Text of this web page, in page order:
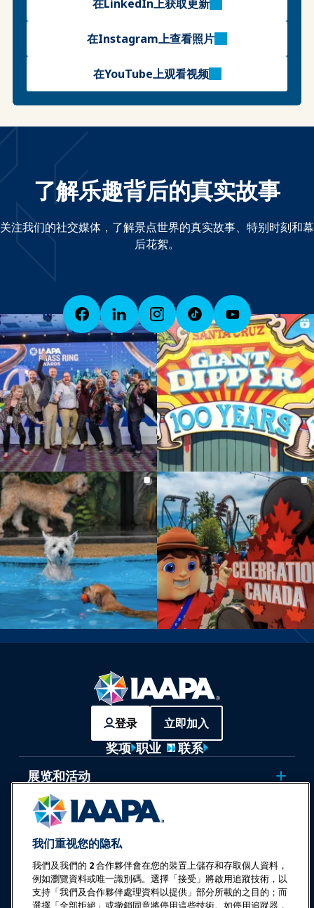
在LinkedIn上获取更新
在Instagram上查看照片
在YouTube上观看视频
了解乐趣背后的真实故事
关注我们的社交媒体，了解景点世界的真实故事、特别时刻和幕
后花絮。
登录 立即加入
奖项 职业
联系
展览和活动
新闻与乐趣世界
教育
安全与保障
我们重视您的隐私
我們及我們的 2合作夥伴會在您的裝置上儲存和存取個人資料，
例如瀏覽資料或唯一識別碼。選擇「接受」將啟用追蹤技術，以
支持「我們及合作夥伴處理資料以提供」部分所載的之目的；而
選擇「全部拒絕」或撤銷同意將停用這些技術。如停用追蹤器，